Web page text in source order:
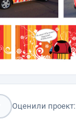
Оценили проект: